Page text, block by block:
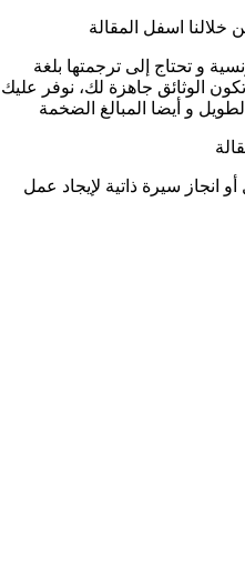
اسفل المقالة
و تحتاج إلى ترجمتها بلغة
انجليزية، تواصل معنا الان، خلال 24 تكون الوثائق جاهزة لك، نوفر عليك
و أيضا المبالغ الضخمة
انجاز سيرة ذاتية لإيجاد عمل